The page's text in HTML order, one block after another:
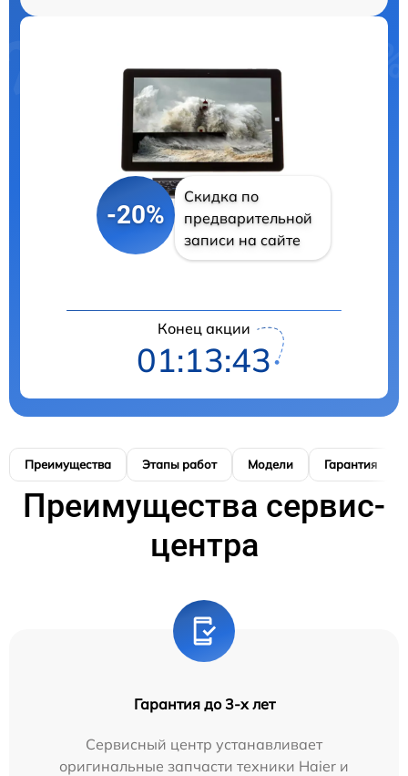
-20%
Скидка по
предварительной
записи на сайте
Конец акции
01:13:42
Преимущества Этапы работ Модели Гарантия
Преимущества сервис-
центра
Гарантия до 3-х лет
Сервисный центр устанавливает
оригинальные запчасти техники Haier и